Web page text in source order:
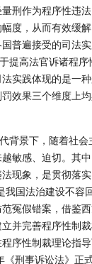
刑作为程序性违
度，从而有效缓
普遍接受的司法
提高法官诉诸程
实践体现的是一
效果三个维度上
背景下，随着社
敏感、迫切。其
现象，是贯彻落
我国法治建设不
冤假错案，借鉴
并完善程序性制
序性制裁理论指
刑事诉讼法》正